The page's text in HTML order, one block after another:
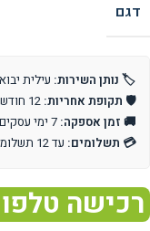
דגם
🏷️ נותן השירות: עילית
🛡️ תקופת אחריות:
🚚 זמן אספקה:
💳 תשלומים: עד 12 תשלומים ללא ריבית והצמדה
רכישה